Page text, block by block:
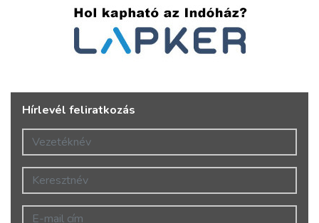
Hírlevél feliratkozás
Vezetéknév
Keresztnév
E-mail cím